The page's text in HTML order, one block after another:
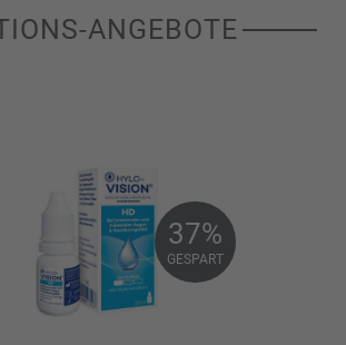
ANGEBOTE
37%
GESPART
37%
GESPART